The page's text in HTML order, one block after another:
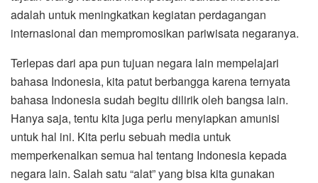
adalah untuk meningkatkan kegiatan perdagangan
internasional dan mempromosikan pariwisata negaranya.
Terlepas dari apa pun tujuan negara lain mempelajari
bahasa Indonesia, kita patut berbangga karena ternyata
bahasa Indonesia sudah begitu dilirik oleh bangsa lain.
Hanya saja, tentu kita juga perlu menyiapkan amunisi
untuk hal ini. Kita perlu sebuah media untuk
memperkenalkan semua hal tentang Indonesia kepada
negara lain. Salah satu “alat” yang bisa kita gunakan